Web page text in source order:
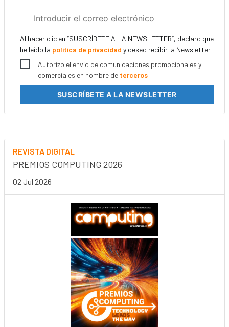
electrónico
Al hacer clic en “SUSCRÍBETE A LA NEWSLETTER”, declaro que
he leído la política de privacidad y deseo recibir la Newsletter
Autorizo el envío de comunicaciones promocionales y
comerciales en nombre de terceros
SUSCRÍBETEA LA NEWSLETTER
REVISTA DIGITAL
PREMIOS COMPUTING 2026
02 Jul 2026